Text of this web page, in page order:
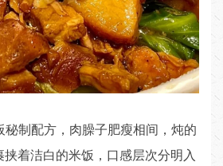
秘制配方，肉臊子肥瘦相间，炖的
着洁白的米饭，口感层次分明入